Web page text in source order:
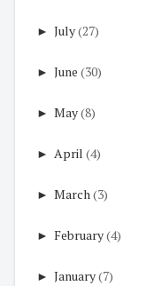
► July(27)
► June (30)
► May(8)
► April (4)
► March(3)
► February(4)
► January(7)